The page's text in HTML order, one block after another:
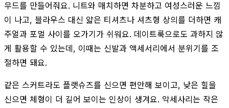
무드를 만들어줘요. 니트와 매치하면 차분하고 여성스러운 느낌
이 나고, 블라우스 대신 얇은 티셔츠나 셔츠형 상의를 더하면 캐
주얼과 포멀 사이를 오가기가 쉬워요. 데이트룩으로도 과하지 않
게 활용할 수 있는데, 이때는 신발과 액세서리에서 분위기를 조
절하면 돼요.
같은 스커트라도 플랫슈즈를 신으면 편안해 보이고, 낮은 힐을
신으면 체형이 더 길어 보이는 인상이 생겨요. 악세사리는 작은